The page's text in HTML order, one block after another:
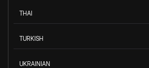
THAI
TURKISH
UKRAINIAN